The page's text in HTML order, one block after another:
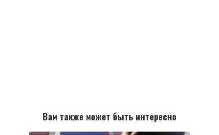
Вам также может быть интересно